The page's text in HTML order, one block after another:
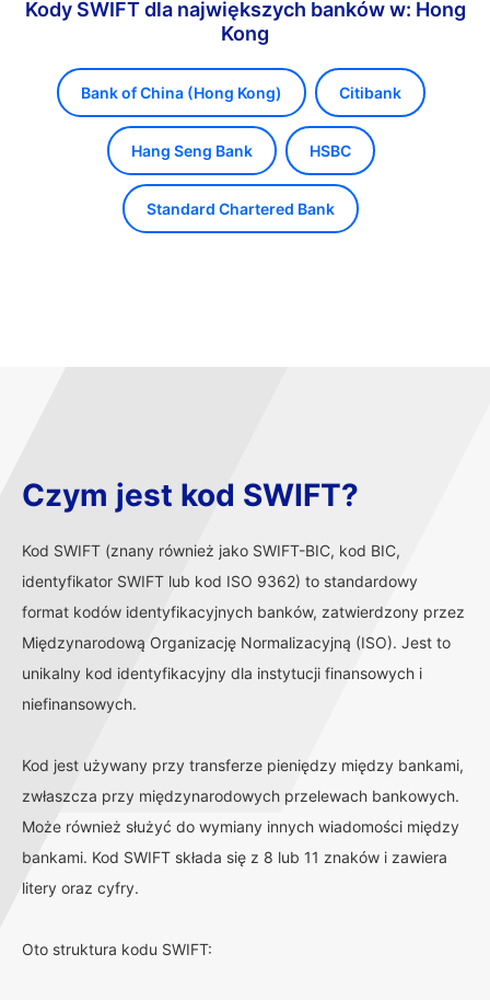
Kody SWIFT dla największych banków w: Hong
Kong
Bank of China (Hong Kong) Citibank
Hang Seng Bank HSBC
Standard Chartered Bank
Czym jest kod SWIFT?
Kod SWIFT (znany również jako SWIFT-BIC, kod BIC,
identyfikator SWIFT lub kod ISO 9362) to standardowy
format kodów identyfikacyjnych banków, zatwierdzony przez
Międzynarodową Organizację Normalizacyjną (ISO). Jest to
unikalny kod identyfikacyjny dla instytucji finansowych i
niefinansowych.
Kod jest używany przy transferze pieniędzy między bankami,
zwłaszcza przy międzynarodowych przelewach bankowych.
Może również służyć do wymiany innych wiadomości między
bankami. Kod SWIFT składa się z 8 lub 11 znaków i zawiera
litery oraz cyfry.
Oto struktura kodu SWIFT: